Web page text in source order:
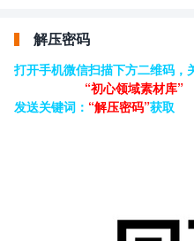
解压密码
打开手机微信扫描下方二维码，
“初心领域素材库”
发送关键词： “解压密码”获取